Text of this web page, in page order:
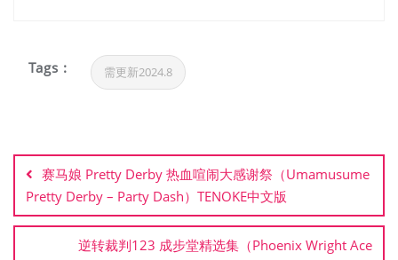
Tags : 需更新2024.8
章
导
航
赛马娘 Pretty Derby 热血喧闹大感谢祭（Umamusume
Pretty Derby – Party Dash）TENOKE中文版
逆转裁判123 成步堂精选集（Phoenix Wright Ace